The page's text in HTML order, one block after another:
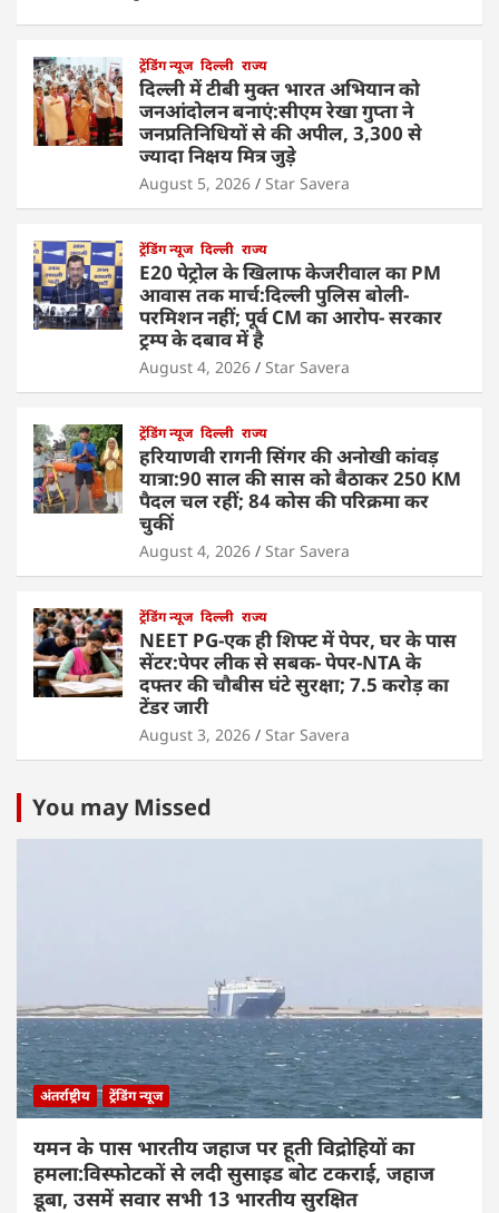
ट्रेंडिंग न्यूज दिल्ली राज्य
दिल्ली में टीबी मुक्त भारत अभियान को
जनआंदोलन बनाएं:सीएम रेखा गुप्ता ने
जनप्रतिनिधियों से की अपील, 3,300 से
ज्यादा निक्षय मित्र जुड़े
August 5, 2026 Star Savera
ट्रेंडिंग न्यूज दिल्ली राज्य
E20 पेट्रोल के खिलाफ केजरीवाल का PM
आवास तक मार्च:दिल्ली पुलिस बोली-
परमिशन नहीं; पूर्व CM का आरोप- सरकार
ट्रम्प के दबाव में है
August 4, 2026 Star Savera
ट्रेंडिंग न्यूज दिल्ली राज्य
हरियाणवी रागनी सिंगर की अनोखी कांवड़
यात्रा:90 साल की सास को बैठाकर 250 KM
पैदल चल रहीं; 84 कोस की परिक्रमा कर
चुकीं
August 4, 2026 Star Savera
ट्रेंडिंग न्यूज दिल्ली राज्य
NEET PG-एक ही शिफ्ट में पेपर, घर के पास
सेंटर:पेपर लीक से सबक- पेपर-NTA के
दफ्तर की चौबीस घंटे सुरक्षा; 7.5 करोड़ का
टेंडर जारी
August 3, 2026 Star Savera
You may Missed
अंतर्राष्ट्रीय ट्रेंडिंग न्यूज
यमन के पास भारतीय जहाज पर हूती विद्रोहियों का
हमला:विस्फोटकों से लदी सुसाइड बोट टकराई, जहाज
डूबा, उसमें सवार सभी 13 भारतीय सुरक्षित